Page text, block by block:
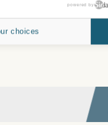
powered by
choices